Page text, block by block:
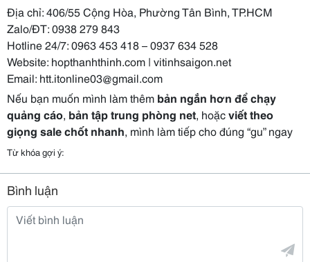
Địa chỉ: 406/55 Cộng Hòa, Phường Tân Bình, TP.HCM
Zalo/ĐT: 0938 279 843
Hotline 24/7: 0963 453 418 – 0937 634 528
Website: hopthanhthinh.com | vitinhsaigon.net
Email: htt.itonline03@gmail.com
Nếu bạn muốn mình làm thêm bản ngắn hơn để chạy
quảng cáo, bản tập trung phòng net, hoặcviết theo
giọng sale chốt nhanh, mình làm tiếp cho đúng “gu” ngay
Từ khóa gợi ý:
Bình luận